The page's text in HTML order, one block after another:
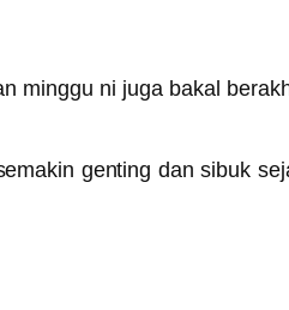
minggu ni juga bakal
genting dan sibuk